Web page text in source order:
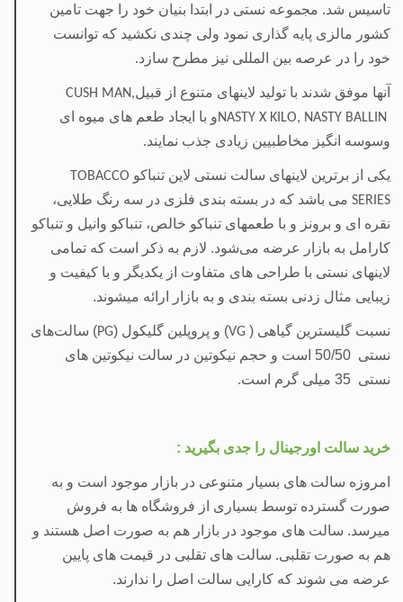
تاسیس شد. مجموعه نستی در ابتدا بنیان خود را جهت تامین
کشور مالزی پایه گذاری نمود ولی چندی نکشید که توانست
خود را در عرصه بین المللی نیز مطرح سازد.
آنها موفق شدند با تولید لاینهای متنوع از قبیلCUSH MAN,
NASTY X KILO, NASTY BALLINو با ایجاد طعم های میوه ای
وسوسه انگیز مخاطبیین زیادی جذب نمایند.
یکی از برترین لاینهای سالت نستی لاین تنباکو TOBACCO
SERIESمی باشد که در بسته بندی فلزی در سه رنگ طلایی،
نقره ای و برونز و با طعمهای تنباکو خالص، تنباکو وانیل و تنباکو
کارامل به بازار عرضه می‌شود. لازم به ذکر است که تمامی
لاینهای نستی با طراحی های متفاوت از یکدیگر و با کیفیت و
زیبایی مثال زدنی بسته بندی و به بازار ارائه میشوند.
نسبت گلیسترین گیاهی ( VG) و پروپلین گلیکول (PG) سالت‌های
نستی 50/50 است و حجم نیکوتین در سالت نیکوتین های
نستی 35 میلی گرم است
.
خرید سالت اورجینال را جدی بگیرید :
امروزه سالت های بسیار متنوعی در بازار موجود است و به
صورت گسترده توسط بسیاری از فروشگاه ها به فروش
میرسد. سالت های موجود در بازار هم به صورت اصل هستند و
هم به صورت تقلبی. سالت های تقلبی در قیمت های پایین
عرضه می شوند که کارایی سالت اصل را ندارند.